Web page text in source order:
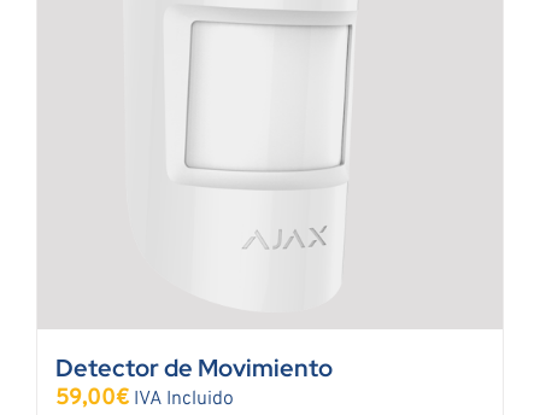
Detector de Movimiento
59,00€ IVA Incluido